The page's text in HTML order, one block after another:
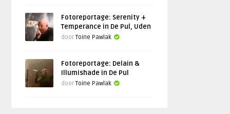
Fotoreportage: Serenity +
Temperance in De Pul, Uden
doorToine Pawlak
Fotoreportage: Delain &
Illumishade in De Pul
doorToine Pawlak